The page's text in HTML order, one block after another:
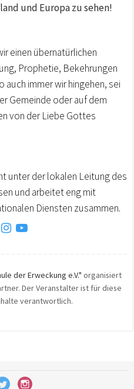
und Europa zu sehen!
einen übernatürlichen
Prophetie, Bekehrungen
immer wir hingehen, sei
Gemeinde oder auf dem
von der Liebe Gottes
unter der lokalen Leitung des
und arbeitet eng mit
Diensten zusammen.
der Erweckung e.V." organisiert
Der Veranstalter ist für diese
verantwortlich.